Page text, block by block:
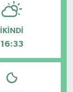
İKINDI
16:33